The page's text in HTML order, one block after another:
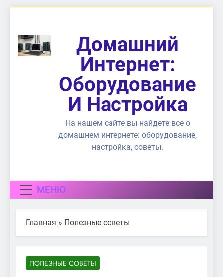
содержимому
Домашний
Интернет:
Оборудование
И Настройка
На нашем сайте вы найдете все о
домашнем интернете: оборудование,
настройка, советы.
МЕНЮ
Главная » Полезные советы
ПОЛЕЗНЫЕ СОВЕТЫ